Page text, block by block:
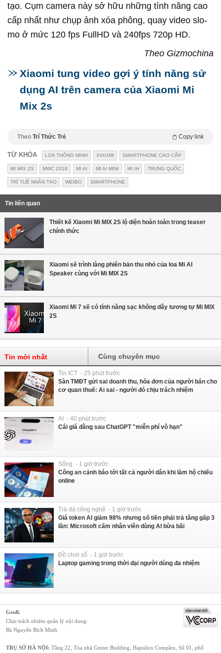
tạo. Cụm camera này sở hữu những tính năng cao
cấp nhất như chụp ảnh xóa phông, quay video slo-
mo ở mức 120 fps FullHD và 240fps 720p HD.
Theo Gizmochina
Xiaomi tung video gợi ý tính năng sử
dụng AI trên camera của Xiaomi Mi
Mix 2s
Theo Trí Thức Trẻ Copy link
TỪ KHÓA LOA THÔNG MINH XIAOMI SMARTPHONE CAO CẤP
MI MIX 2S MWC 2018 MI AI MI AI MINI MI IH TRUNG QUỐC
TRÍ TUỆ NHÂN TẠO WEIBO SMARTPHONE
Tin liên quan
Thiết kế Xiaomi Mi MIX 2S lộ diện hoàn toàn trong teaser
chính thức
Xiaomi sẽ trình làng phiên bản thu nhỏ của loa Mi AI
Speaker cùng với Mi MIX 2S
Xiaomi Mi 7 sẽ có tính năng sạc không dây tương tự Mi MIX
2S
Tin mới nhất Cùng chuyên mục
Tin ICT - 25 phút trước
Sàn TMĐT gửi sai doanh thu, hóa đơn của người bán cho
cơ quan thuế: Ai sai - người đó chịu trách nhiệm
AI - 40 phút trước
Cái giá đằng sau ChatGPT "miễn phí vô hạn"
Sống - 1 giờ trước
Công an cảnh báo tới tất cả người dân khi làm hộ chiếu
online
Trà đá công nghệ - 1 giờ trước
Giá token AI giảm 98% nhưng số tiền phải trả tăng gấp 3
lần: Microsoft cấm nhân viên dùng AI bừa bãi
Đồ chơi số - 1 giờ trước
Laptop gaming trong thời đại người dùng đa nhiệm
GenK
Chịu trách nhiệm quản lý nội dung:
Bà Nguyễn Bích Minh
TRỤ SỞ HÀ NỘI: Tầng 22, Tòa nhà Center Building, Hapulico Complex, Số 01, phố